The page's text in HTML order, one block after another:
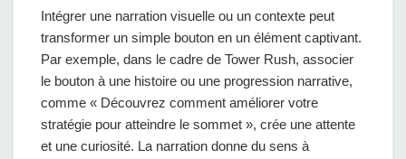
Intégrer une narration visuelle ou un contexte peut
transformer un simple bouton en un élément captivant.
Par exemple, dans le cadre de Tower Rush, associer
le bouton à une histoire ou une progression narrative,
comme « Découvrez comment améliorer votre
stratégie pour atteindre le sommet », crée une attente
et une curiosité. La narration donne du sens à